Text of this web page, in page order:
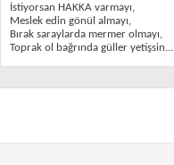
İstiyorsan HAKKA varmayı,
Meslek edin gönül almayı,
Bırak saraylarda mermer olmayı,
Toprak ol bağrında güller yetişsin...